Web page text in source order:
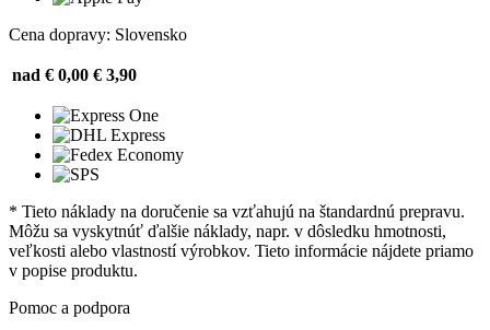
Cena dopravy: Slovensko
nad € 0,00 € 3,90
* Tieto náklady na doručenie sa vzťahujú na štandardnú prepravu.
Môžu sa vyskytnúť ďalšie náklady, napr. v dôsledku hmotnosti,
veľkosti alebo vlastností výrobkov. Tieto informácie nájdete priamo
v popise produktu.
Pomoc a podpora